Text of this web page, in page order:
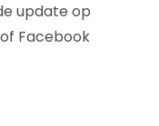
update op
Facebook